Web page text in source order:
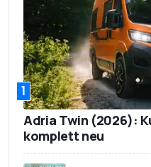
1
Adria Twin (2026):
komplett neu